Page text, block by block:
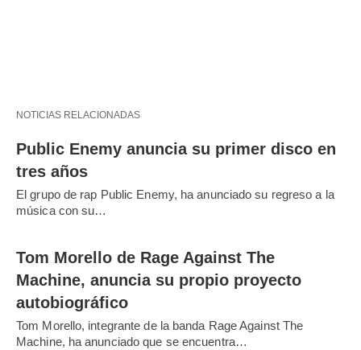
NOTICIAS RELACIONADAS
Public Enemy anuncia su primer disco en
tres años
El grupo de rap Public Enemy, ha anunciado su regreso a la
música con su…
Tom Morello de Rage Against The
Machine, anuncia su propio proyecto
autobiográfico
Tom Morello, integrante de la banda Rage Against The
Machine, ha anunciado que se encuentra…